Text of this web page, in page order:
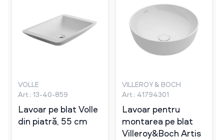
VOLLE
Art.: 13-40-859
Lavoar pe blat Volle
din piatră, 55 cm
VILLEROY & BOCH
Art.: 41794301
Lavoar pentru
montarea pe blat
Villeroy&Boch Artis